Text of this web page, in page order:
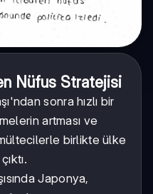
Nüfus Stratejisi
sonra hızlı bir
artması ve
birlikte ülke
Japonya,